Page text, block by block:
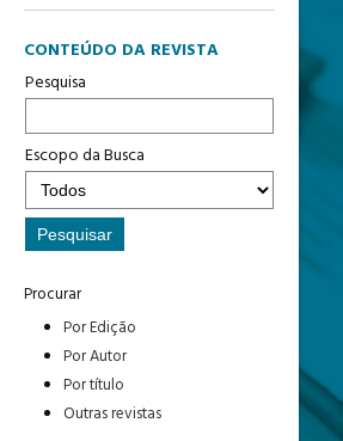
CONTEÚDO DA REVISTA
Pesquisa
Escopo da Busca
Procurar
Por Edição
Por Autor
Por título
Outras revistas